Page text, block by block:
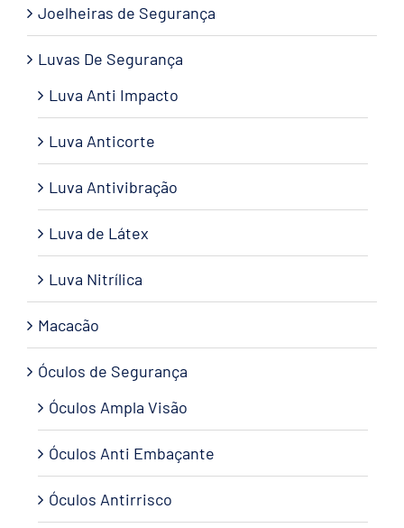
Joelheiras de Segurança
Luvas De Segurança
Luva Anti Impacto
Luva Anticorte
Luva Antivibração
Luva de Látex
Luva Nitrílica
Macacão
Óculos de Segurança
Óculos Ampla Visão
Óculos Anti Embaçante
Óculos Antirrisco